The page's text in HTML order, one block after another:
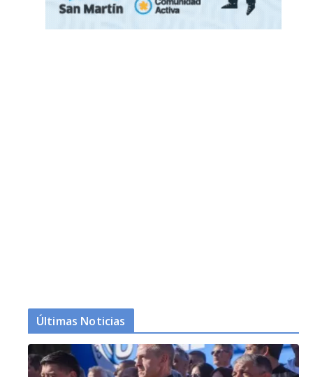
Últimas Noticias